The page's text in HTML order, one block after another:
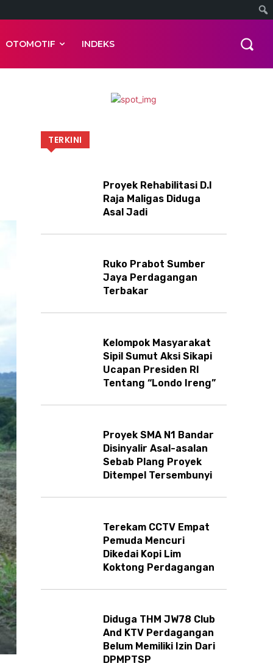
OTOMOTIF INDEKS
TERKINI
Proyek Rehabilitasi D.I
Raja Maligas Diduga
Asal Jadi
Ruko Prabot Sumber
Jaya Perdagangan
Terbakar
Kelompok Masyarakat
Sipil Sumut Aksi Sikapi
Ucapan Presiden RI
Tentang “Londo Ireng”
Proyek SMA N1 Bandar
Disinyalir Asal-asalan
Sebab Plang Proyek
Ditempel Tersembunyi
Terekam CCTV Empat
Pemuda Mencuri
Dikedai Kopi Lim
Koktong Perdagangan
Diduga THM JW78 Club
And KTV Perdagangan
Belum Memiliki Izin Dari
DPMPTSP